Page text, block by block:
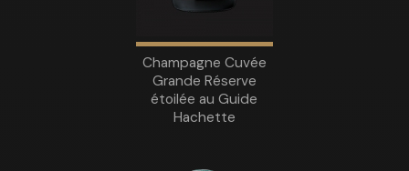
Champagne Cuvée
Grande Réserve
étoilée au Guide
Hachette